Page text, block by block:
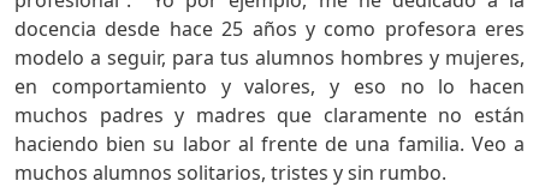
docencia desde hace 25 años y como profesora eres
modelo a seguir, para tus alumnos hombres y mujeres,
en comportamiento y valores, y eso no lo hacen
muchos padres y madres que claramente no están
haciendo bien su labor al frente de una familia. Veo a
muchos alumnos solitarios, tristes y sin rumbo.